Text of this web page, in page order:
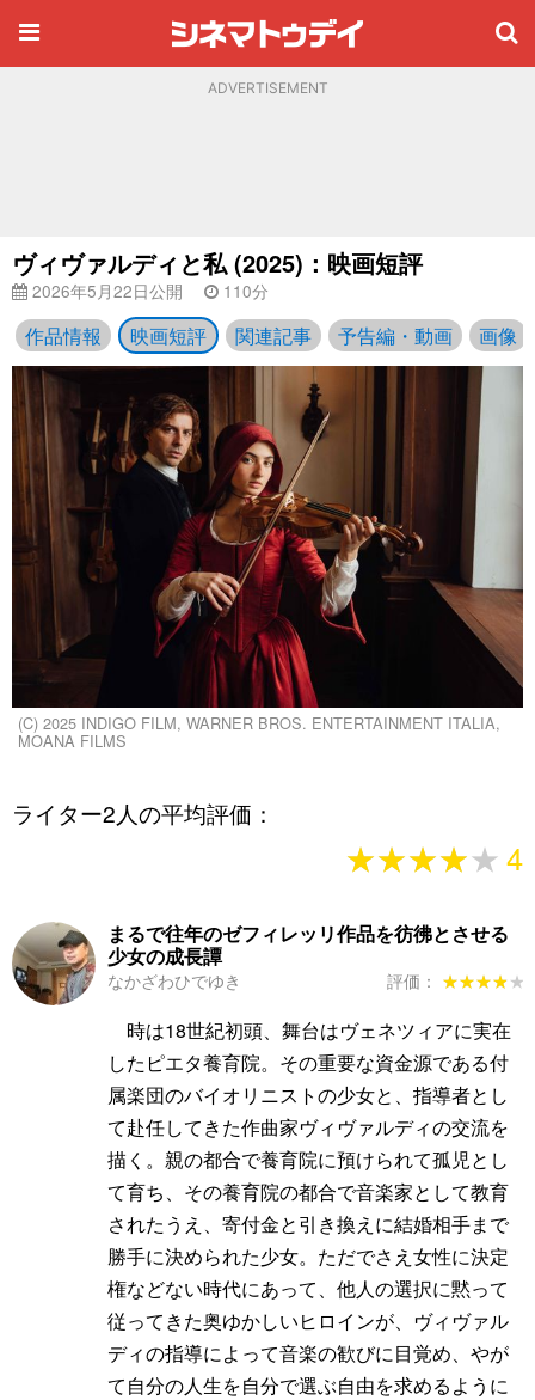
ADVERTISEMENT
ヴィヴァルディと私 (2025)：映画短評
2026年5月22日公開 110分
作品情報 映画短評 関連記事 予告編・動画 画像
(C) 2025 INDIGO FILM, WARNER BROS. ENTERTAINMENT ITALIA,
MOANA FILMS
ライター2人の平均評価：
★★★★★
★★★★★4
まるで往年のゼフィレッリ作品を彷彿とさせる
少女の成長譚
なかざわひでゆき 評価： ★★★★★
★★★★★
時は18世紀初頭、舞台はヴェネツィアに実在
したピエタ養育院。その重要な資金源である付
属楽団のバイオリニストの少女と、指導者とし
て赴任してきた作曲家ヴィヴァルディの交流を
描く。親の都合で養育院に預けられて孤児とし
て育ち、その養育院の都合で音楽家として教育
されたうえ、寄付金と引き換えに結婚相手まで
勝手に決められた少女。ただでさえ女性に決定
権などない時代にあって、他人の選択に黙って
従ってきた奥ゆかしいヒロインが、ヴィヴァル
ディの指導によって音楽の歓びに目覚め、やが
て自分の人生を自分で選ぶ自由を求めるように